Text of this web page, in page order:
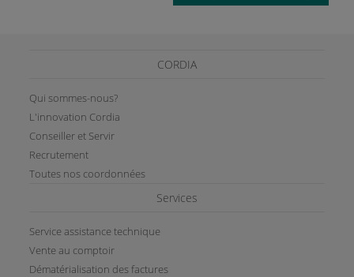
CORDIA
Qui sommes-nous?
L'innovation Cordia
Conseiller et Servir
Recrutement
Toutes nos coordonnées
Services
Service assistance technique
Vente au comptoir
Dématérialisation des factures